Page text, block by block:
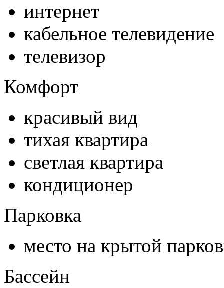
интернет
кабельное телевидение
телевизор
Комфорт
красивый вид
тихая квартира
светлая квартира
кондиционер
Парковка
место на крытой
Бассейн